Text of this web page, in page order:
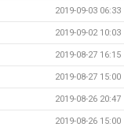
2019-09-03 06:33
2019-09-02 10:03
2019-08-27 16:15
2019-08-27 15:00
2019-08-26 20:47
2019-08-26 15:00